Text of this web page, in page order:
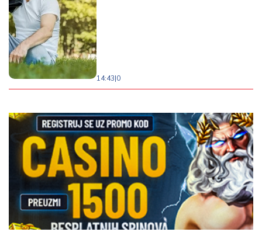
14:43|0